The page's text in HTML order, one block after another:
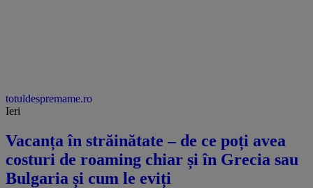
totuldespremame.ro
Ieri
Vacanța în străinătate – de ce poți avea
costuri de roaming chiar și în Grecia sau
Bulgaria și cum le eviți